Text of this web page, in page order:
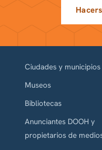
Ciudades y municipios
Museos
Bibliotecas
Anunciantes DOOH y
propietarios de